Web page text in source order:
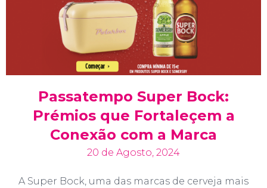
Passatempo Super Bock:
Prémios que Fortaleçem a
Conexão com a Marca
20 de Agosto, 2024
A Super Bock, uma das marcas de cerveja mais